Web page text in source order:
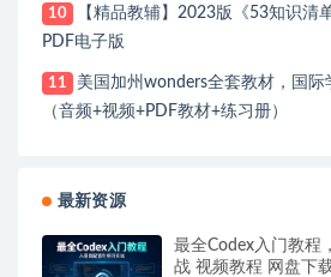
10
【精品教辅】2023版《53知识清
PDF电子版
11
美国加州wonders全套教材，国
（音频+视频+PDF教材+练习册）
最新资源
最全Codex入门教程
战 视频教程 网盘下